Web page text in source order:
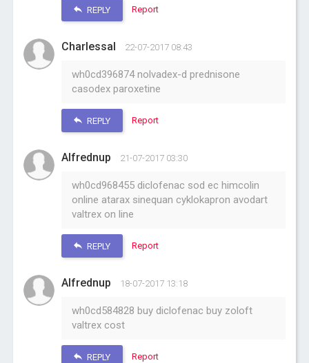
REPLY Report
Charlessal 22-07-2017 08:43
wh0cd396874 nolvadex-d prednisone
casodex paroxetine
REPLY Report
Alfrednup 21-07-2017 03:30
wh0cd968455 diclofenac sod ec himcolin
online atarax sinequan cyklokapron avodart
valtrex on line
REPLY Report
Alfrednup 18-07-2017 13:18
wh0cd584828 buy diclofenac buy zoloft
valtrex cost
REPLY Report